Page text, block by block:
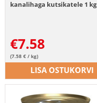
kanalihaga kutsikatele 1 kg
€7.58
(7.58 € / kg)
LISA OSTUKORVI